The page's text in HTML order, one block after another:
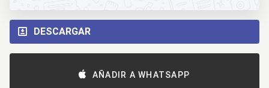
DESCARGAR
AÑADIR A WHATSAPP